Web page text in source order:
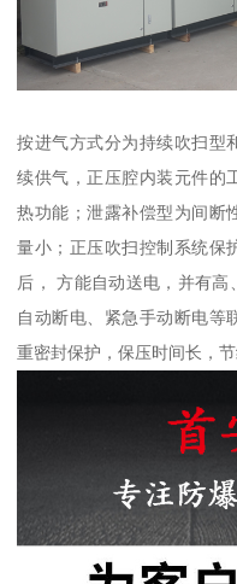
按进气方式分为持续吹扫型
续供气，正压腔内装元件的
热功能；泄露补偿型为间断
量小；正压吹扫控制系统保
后， 方能自动送电，并有
自动断电、紧急手动断电等
重密封保护，保压时间长，节